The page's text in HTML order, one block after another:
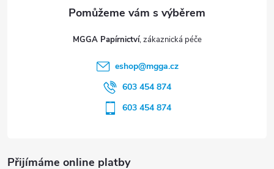
Přijímáme online platby
MGGA Papírnictví
eshop@mgga.cz
603 454 874
603 454 874